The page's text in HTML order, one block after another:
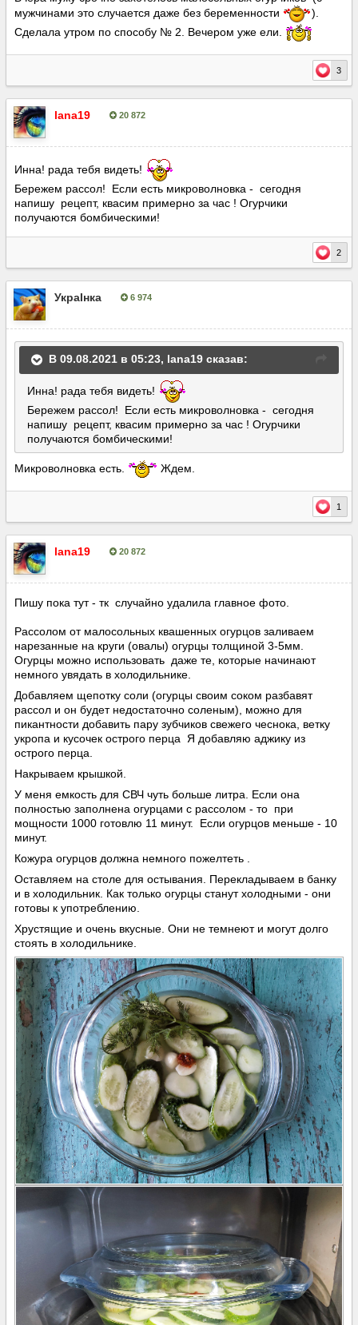
мужчинами это случается даже без беременности
).
Сделала утром по способу № 2. Вечером уже ели.
3
lana19 20 872
Инна! рада тебя видеть!
Бережем рассол! Если есть микроволновка - сегодня
напишу рецепт, квасим примерно за час ! Огурчики
получаются бомбическими!
2
УкраІнка 6 974
В 09.08.2021 в 05:23, lana19 сказав:
Инна! рада тебя видеть!
Бережем рассол! Если есть микроволновка - сегодня
напишу рецепт, квасим примерно за час ! Огурчики
получаются бомбическими!
Микроволновка есть. Ждем.
1
lana19 20 872
Пишу пока тут - тк случайно удалила главное фото.
Рассолом от малосольных квашенных огурцов заливаем
нарезанные на круги (овалы) огурцы толщиной 3-5мм.
Огурцы можно использовать даже те, которые начинают
немного увядать в холодильнике.
Добавляем щепотку соли (огурцы своим соком разбавят
рассол и он будет недостаточно соленым), можно для
пикантности добавить пару зубчиков свежего чеснока, ветку
укропа и кусочек острого перца Я добавляю аджику из
острого перца.
Накрываем крышкой.
У меня емкость для СВЧ чуть больше литра. Если она
полностью заполнена огурцами с рассолом - то при
мощности 1000 готовлю 11 минут. Если огурцов меньше - 10
минут.
Кожура огурцов должна немного пожелтеть .
Оставляем на столе для остывания. Перекладываем в банку
и в холодильник. Как только огурцы станут холодными - они
готовы к употреблению.
Хрустящие и очень вкусные. Они не темнеют и могут долго
стоять в холодильнике.